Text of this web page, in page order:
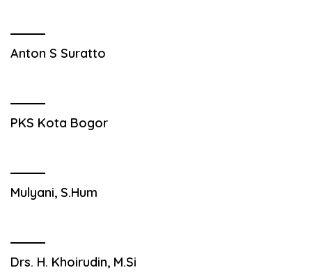
Anton S Suratto
PKS Kota Bogor
Mulyani, S.Hum
Drs. H. Khoirudin, M.Si